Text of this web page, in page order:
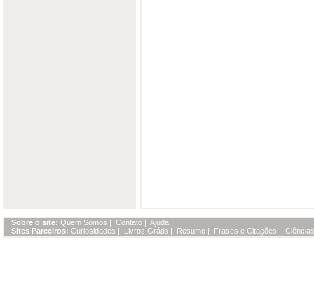
Sobre o site: Quem Somos | Contato | Ajuda
Sites Parceiros: Curiosidades | Livros Grátis | Resumo | Frases e Citações |